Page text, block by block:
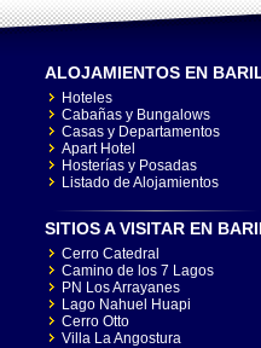
ALOJAMIENTOS EN
Hoteles
Cabañas y Bungalows
Casas y Departamentos
Apart Hotel
Hosterías y Posadas
Listado de Alojamientos
SITIOS A VISITAR EN
Cerro Catedral
Camino de los 7 Lagos
PN Los Arrayanes
Lago Nahuel Huapi
Cerro Otto
Villa La Angostura